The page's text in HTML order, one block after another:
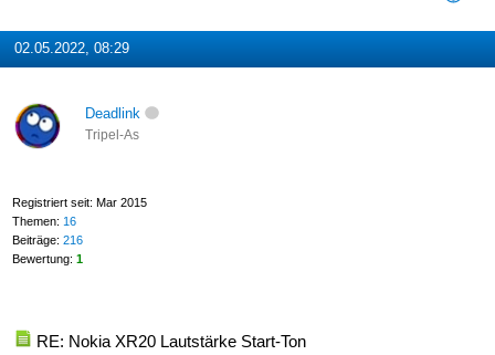
02.05.2022, 08:29
Deadlink
Tripel-As
Registriert seit: Mar 2015
Themen: 16
Beiträge: 216
Bewertung: 1
RE: Nokia XR20 Lautstärke Start-Ton